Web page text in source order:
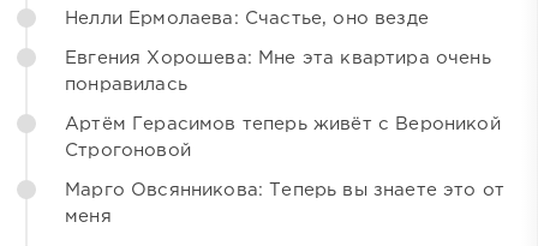
Нелли Ермолаева: Счастье, оно везде
Евгения Хорошева: Мне эта квартира очень
понравилась
Артём Герасимов теперь живёт с Вероникой
Строгоновой
Марго Овсянникова: Теперь вы знаете это от
меня